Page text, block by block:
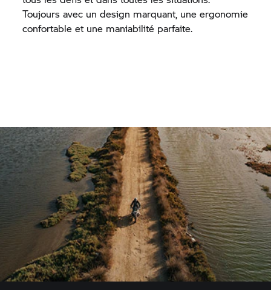
Toujours avec un design marquant, une ergonomie
confortable et une maniabilité parfaite.